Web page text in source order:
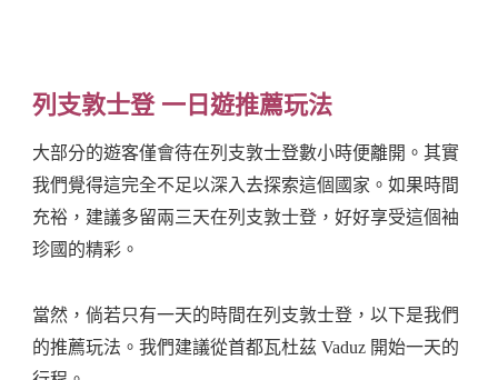
列支敦士登 一日遊推薦玩法
大部分的遊客僅會待在列支敦士登數小時便離開。其實
我們覺得這完全不足以深入去探索這個國家。如果時間
充裕，建議多留兩三天在列支敦士登，好好享受這個袖
珍國的精彩。
當然，倘若只有一天的時間在列支敦士登，以下是我們
的推薦玩法。我們建議從首都瓦杜茲 Vaduz 開始一天的